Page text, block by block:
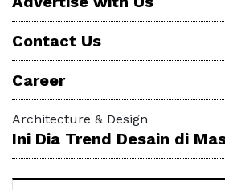
Contact Us
Career
Architecture & Design
Ini Dia Trend Desain di